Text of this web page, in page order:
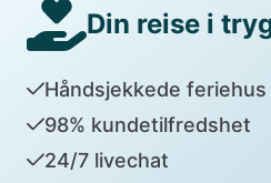
Din reise i
Håndsjekkede feriehus
98% kundetilfredshet
24/7 livechat